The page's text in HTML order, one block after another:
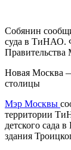
Собянин
суда в ТиНАО.
Новая Москва
столицы
Мэр Москвы
территории
детского сада
здания